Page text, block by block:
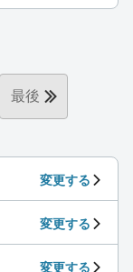
変更する
変更する
変更する
最後